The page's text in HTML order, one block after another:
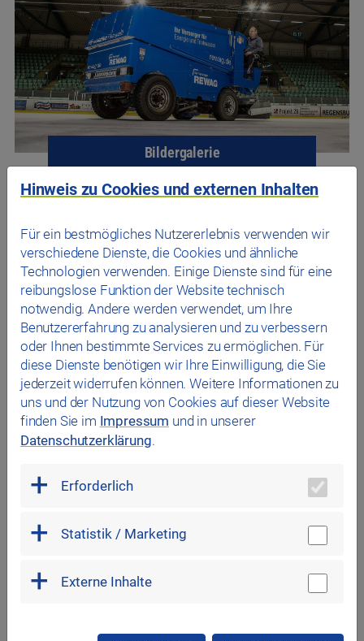
Bildergalerie
FAQ
Hinweis zu Cookies und externen Inhalten
Für ein bestmögliches Nutzererlebnis verwenden wir
verschiedene Dienste, die Cookies und ähnliche
Technologien verwenden. Einige Dienste sind für eine
reibungslose Funktion der Website technisch
notwendig. Andere werden verwendet, um Ihre
Benutzererfahrung zu analysieren und zu verbessern
oder Ihnen bestimmte Services zu ermöglichen. Für
diese Dienste benötigen wir Ihre Einwilligung, die Sie
jederzeit widerrufen können. Weitere Informationen zu
uns und der Nutzung von Cookies auf dieser Website
finden Sie im Impressum und in unserer
Datenschutzerklärung.
Erforderlich
Statistik / Marketing
Externe Inhalte